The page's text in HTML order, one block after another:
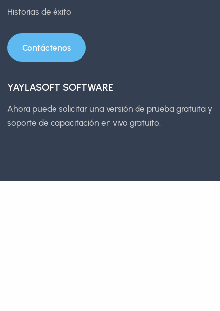
Historias de éxito
Contáctenos
YAYLASOFT SOFTWARE
Ahora puede solicitar una versión de prueba gratuita y
soporte de capacitación en vivo gratuito.